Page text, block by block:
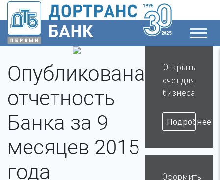
Опубликована
отчетность
Банка за 9
месяцев 2015
года
Открыть
счет для
бизнеса
Подробнее
Оформить